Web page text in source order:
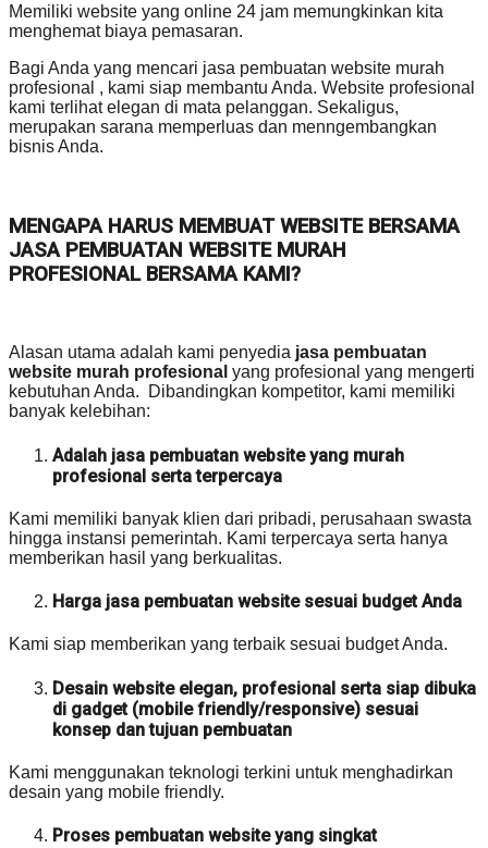
Memiliki website yang online 24 jam memungkinkan kita
menghemat biaya pemasaran.
Bagi Anda yang mencari jasa pembuatan website murah
profesional , kami siap membantu Anda. Website profesional
kami terlihat elegan di mata pelanggan. Sekaligus,
merupakan sarana memperluas dan menngembangkan
bisnis Anda.
MENGAPA HARUS MEMBUAT WEBSITE BERSAMA
JASA PEMBUATAN WEBSITE MURAH
PROFESIONAL BERSAMA KAMI?
Alasan utama adalah kami penyedia jasa pembuatan
website murah profesional yang profesional yang mengerti
kebutuhan Anda. Dibandingkan kompetitor, kami memiliki
banyak kelebihan:
Adalah jasa pembuatan website yang murah
profesional serta terpercaya
Kami memiliki banyak klien dari pribadi, perusahaan swasta
hingga instansi pemerintah. Kami terpercaya serta hanya
memberikan hasil yang berkualitas.
Harga jasa pembuatan website sesuai budget Anda
Kami siap memberikan yang terbaik sesuai budget Anda.
Desain website elegan, profesional serta siap dibuka
di gadget (mobile friendly/responsive) sesuai
konsep dan tujuan pembuatan
Kami menggunakan teknologi terkini untuk menghadirkan
desain yang mobile friendly.
Proses pembuatan website yang singkat